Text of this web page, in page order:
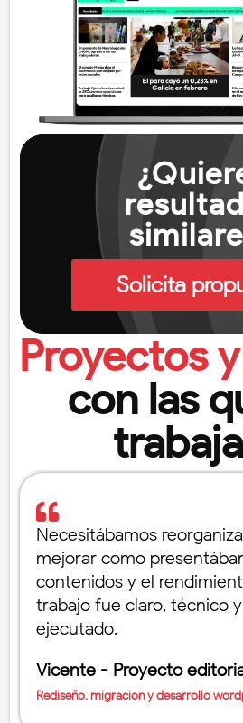
de
vídeo
Solicita
Proyectos
con las

Necesitábamos
mejorar como
contenidos y el
trabajo fue claro, técnico
ejecutado.
Vicente - Proyecto
Rediseño, migracion y desarrollo